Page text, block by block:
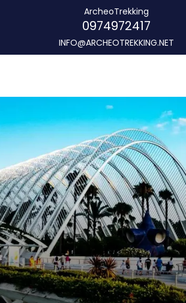
ArcheoTrekking
0974972417
INFO@ARCHEOTREKKING.NET